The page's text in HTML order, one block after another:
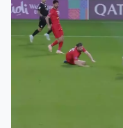
快一步篤入，49分鐘
區，丹尼路頭槌送
拿斯利及艾奧亞比
鐘攻入個人第2球。
球進帳都只能做配角
網，79分鐘大演「帽